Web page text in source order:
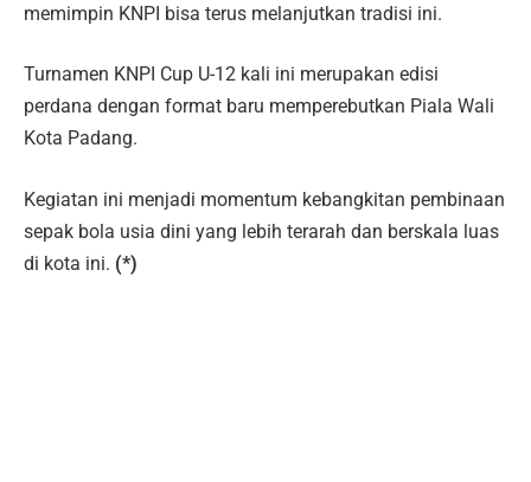
memimpin KNPI bisa terus melanjutkan tradisi ini.
Turnamen KNPI Cup U-12 kali ini merupakan edisi
perdana dengan format baru memperebutkan Piala Wali
Kota Padang.
Kegiatan ini menjadi momentum kebangkitan pembinaan
sepak bola usia dini yang lebih terarah dan berskala luas
di kota ini. (*)